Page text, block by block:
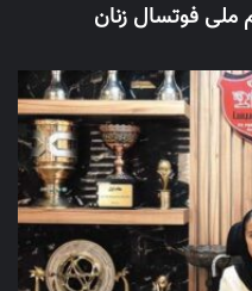
ملی فوتسال زنان